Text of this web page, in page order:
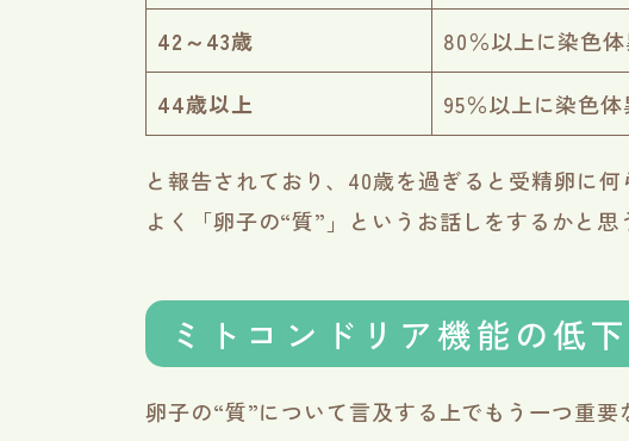
42～43歳 80％以上に染色
44歳以上 95％以上に染色
と報告されており、40歳を過ぎると受精卵に
よく「卵子の“質”」というお話しをするかと
ミトコンドリア機能の低下
卵子の“質”について言及する上でもう一つ重要